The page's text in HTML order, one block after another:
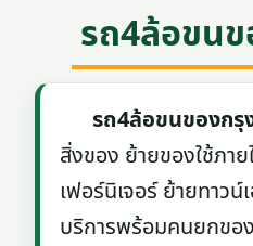
รถ4ล้อขน
รถ4ล้อขนของกรุ
สิ่งของ ย้ายของใช้ภา
เฟอร์นิเจอร์ ย้ายทาว
บริการพร้อมคนยกข